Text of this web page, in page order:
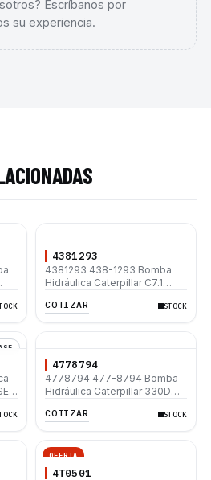
Escríbanos por
su experiencia.
4381293
4381293 438-1293 Bomba
Hidráulica Caterpillar C7.1
320D L 330D2 L 330D2
COTIZAR STOCK
4778794
4778794 477-8794 Bomba
Hidráulica Caterpillar 330D
336D2 L
COTIZAR STOCK
OFERTA
4T0501